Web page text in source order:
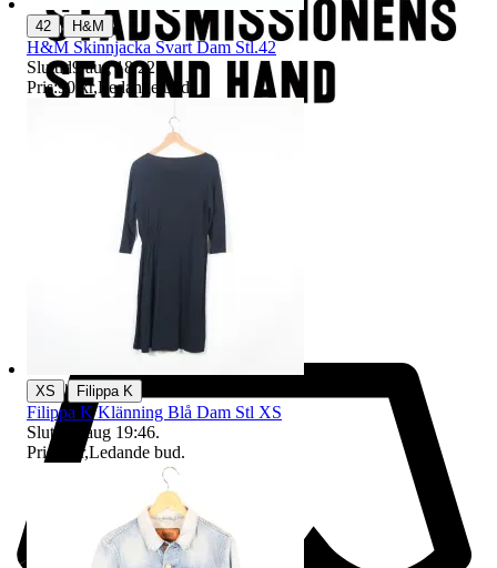
42 | H&M
H&M Skinnjacka Svart Dam Stl.42
Sluttid9 aug 18:22.
Pris:90 kr,Ledande bud
XS | Filippa K
Filippa K Klänning Blå Dam Stl XS
Sluttid
9 aug 19:46.
Pris:
2 kr,Ledande bud.